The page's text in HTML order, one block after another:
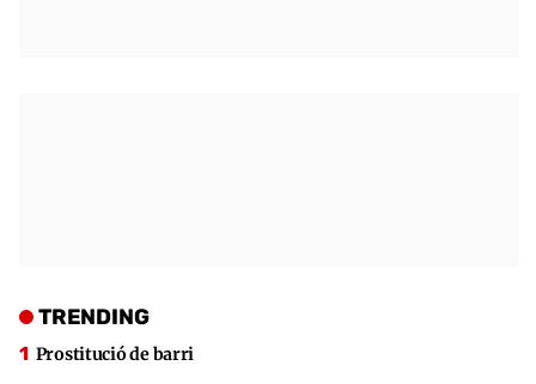
TRENDING
Prostitució de barri